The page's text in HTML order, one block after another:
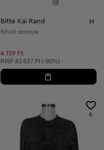
Bitte Kai Rand M
Rövid szoknya
4 159 Ft
Ajánlott ár:
RRP 43 637 Ft (-90%)
6